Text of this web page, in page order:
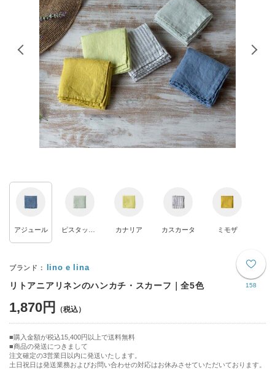
アジュール カナリア カスカータ ミモザ
158
lino e lina
リトアニアリネンのハンカチ・スカーフ｜全5色
1,870円
購入金額が税込15,400円以上で送料無料
商品の発送につきまして
注文確定の3営業日以内に発送いたします。
土日祝日は発送業務およびお問い合わせの対応はお休みさせていただいております。